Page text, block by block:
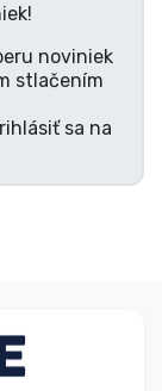
noviniek
stlačením
sa na